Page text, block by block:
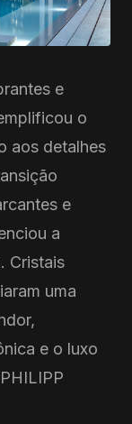
e
o
aos detalhes
e
a
Cristais
uma
e o luxo